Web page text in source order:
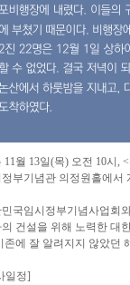
11월 13일(목) 오전 10시,
정부기념관 의정원홀에서
국임시정부기념사업회
의 건설을 위해 노력한 대
존에 잘 알려지지 않았던
일정]